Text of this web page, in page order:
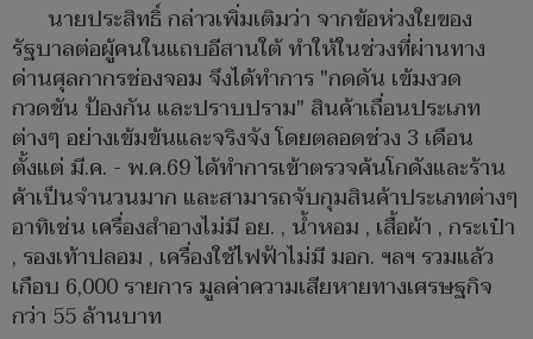
นายประสิทธิ์ กล่าวเพิ่มเติมว่า จากข้อห่วงใยของ
รัฐบาลต่อผู้คนในแถบอีสานใต้ ทำให้ในช่วงที่ผ่านทาง
ด่านศุลกากรช่องจอม จึงได้ทำการ "กดดัน เข้มงวด
กวดขัน ป้องกัน และปราบปราม" สินค้าเถื่อนประเภท
ต่างๆ อย่างเข้มข้นและจริงจัง โดยตลอดช่วง 3 เดือน
ตั้งแต่ มี.ค. - พ.ค.69 ได้ทำการเข้าตรวจค้นโกดังและร้าน
ค้าเป็นจำนวนมาก และสามารถจับกุมสินค้าประเภทต่างๆ
อาทิเช่น เครื่องสำอางไม่มี อย. , น้ำหอม , เสื้อผ้า , กระเป๋า
, รองเท้าปลอม , เครื่องใช้ไฟฟ้าไม่มี มอก. ฯลฯ รวมแล้ว
เกือบ 6,000 รายการ มูลค่าความเสียหายทางเศรษฐกิจ
กว่า 55 ล้านบาท